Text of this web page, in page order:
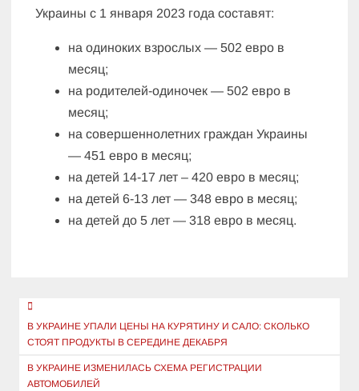
Украины с 1 января 2023 года составят:
на одиноких взрослых — 502 евро в
месяц;
на родителей-одиночек — 502 евро в
месяц;
на совершеннолетних граждан Украины
— 451 евро в месяц;
на детей 14-17 лет – 420 евро в месяц;
на детей 6-13 лет — 348 евро в месяц;
на детей до 5 лет — 318 евро в месяц.
Навигация
по
записям
В УКРАИНЕ УПАЛИ ЦЕНЫ НА КУРЯТИНУ И САЛО: СКОЛЬКО
СТОЯТ ПРОДУКТЫ В СЕРЕДИНЕ ДЕКАБРЯ
В УКРАИНЕ ИЗМЕНИЛАСЬ СХЕМА РЕГИСТРАЦИИ
АВТОМОБИЛЕЙ